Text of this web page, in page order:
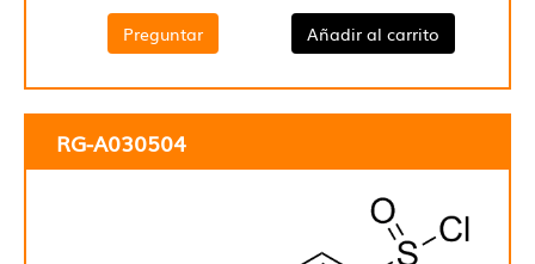
Preguntar
Añadir al carrito
RG-A030504